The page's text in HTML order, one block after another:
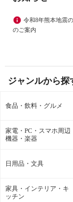
令和8年熊本地震
のご案内
ジャンルから探
食品・飲料・グルメ
家電・PC・スマホ周辺
機器・楽器
日用品・文具
家具・インテリア・キ
ッチン